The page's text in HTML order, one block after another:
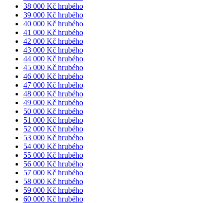
38 000 Kč hrubého
39 000 Kč hrubého
40 000 Kč hrubého
41 000 Kč hrubého
42 000 Kč hrubého
43 000 Kč hrubého
44 000 Kč hrubého
45 000 Kč hrubého
46 000 Kč hrubého
47 000 Kč hrubého
48 000 Kč hrubého
49 000 Kč hrubého
50 000 Kč hrubého
51 000 Kč hrubého
52 000 Kč hrubého
53 000 Kč hrubého
54 000 Kč hrubého
55 000 Kč hrubého
56 000 Kč hrubého
57 000 Kč hrubého
58 000 Kč hrubého
59 000 Kč hrubého
60 000 Kč hrubého